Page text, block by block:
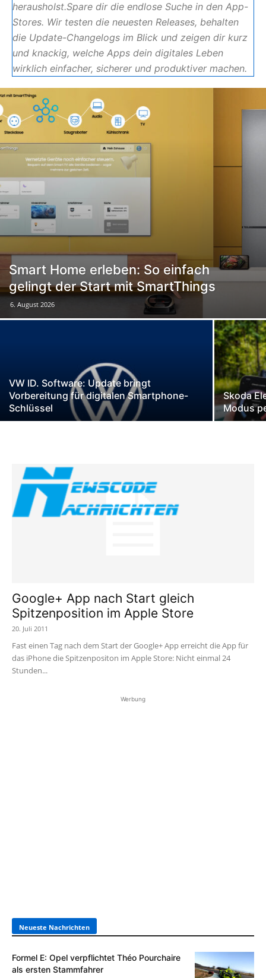
herausholst.Spare dir die endlose Suche in den App-
Stores. Wir testen die neuesten Releases, behalten
die Update-Changelogs im Blick und zeigen dir kurz
und knackig, welche Apps dein digitales Leben
wirklich einfacher, sicherer und produktiver machen.
Smart Home erleben: So einfach
gelingt der Start mit SmartThings
6. August 2026
VW ID. Software: Update bringt
Vorbereitung für digitalen Smartphone-
Schlüssel
Skoda
Modus
Google+ App nach Start gleich
Spitzenposition im Apple Store
20. Juli 2011
Fast einen Tag nach dem Start der Google+ App erreicht die App für
das iPhone die Spitzenpositon im Apple Store: Nicht einmal 24
Stunden...
Werbung
Neueste Nachrichten
Formel E: Opel verpflichtet Théo Pourchaire
als ersten Stammfahrer